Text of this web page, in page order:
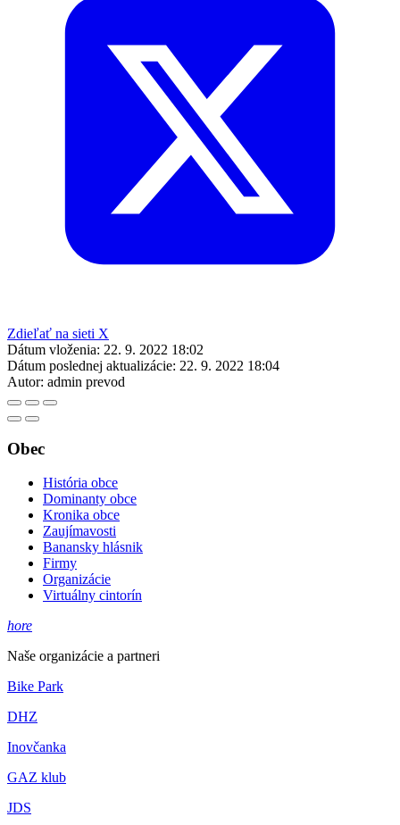
Zdieľať na sieti X
Dátum vloženia: 22. 9. 2022 18:02
Dátum poslednej aktualizácie: 22. 9. 2022 18:04
Autor: admin prevod
Obec
História obce
Dominanty obce
Kronika obce
Zaujímavosti
Banansky hlásnik
Firmy
Organizácie
Virtuálny cintorín
hore
Naše organizácie a partneri
Bike Park
DHZ
Inovčanka
GAZ klub
JDS